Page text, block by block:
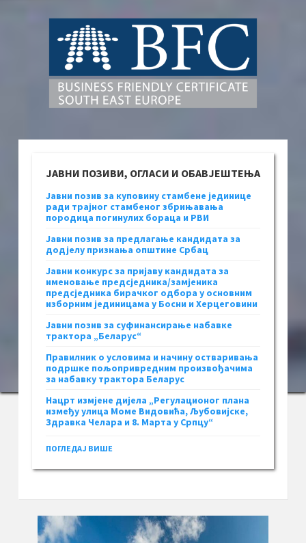
ЈАВНИ ПОЗИВИ, ОГЛАСИ И ОБАВЈЕШТЕЊА
Јавни позив за куповину стамбене јединице
ради трајног стамбеног збрињавања
породица погинулих бораца и РВИ
Јавни позив за предлагање кандидата за
додјелу признања општине Србац
Јавни конкурс за пријаву кандидата за
именовање предсједника/замјеника
предсједника бирачког одбора у основним
изборним јединицама у Босни и Херцеговини
Јавни позив за суфинансирање набавке
трактора „Беларус“
Правилник о условима и начину остваривања
подршке пољопривредним произвођачима
за набавку трактора Беларус
Нацрт измјене дијела „Регулационог плана
између улица Моме Видовића, Љубовијске,
Здравка Челара и 8. Марта у Српцу“
ПОГЛЕДАЈ ВИШЕ